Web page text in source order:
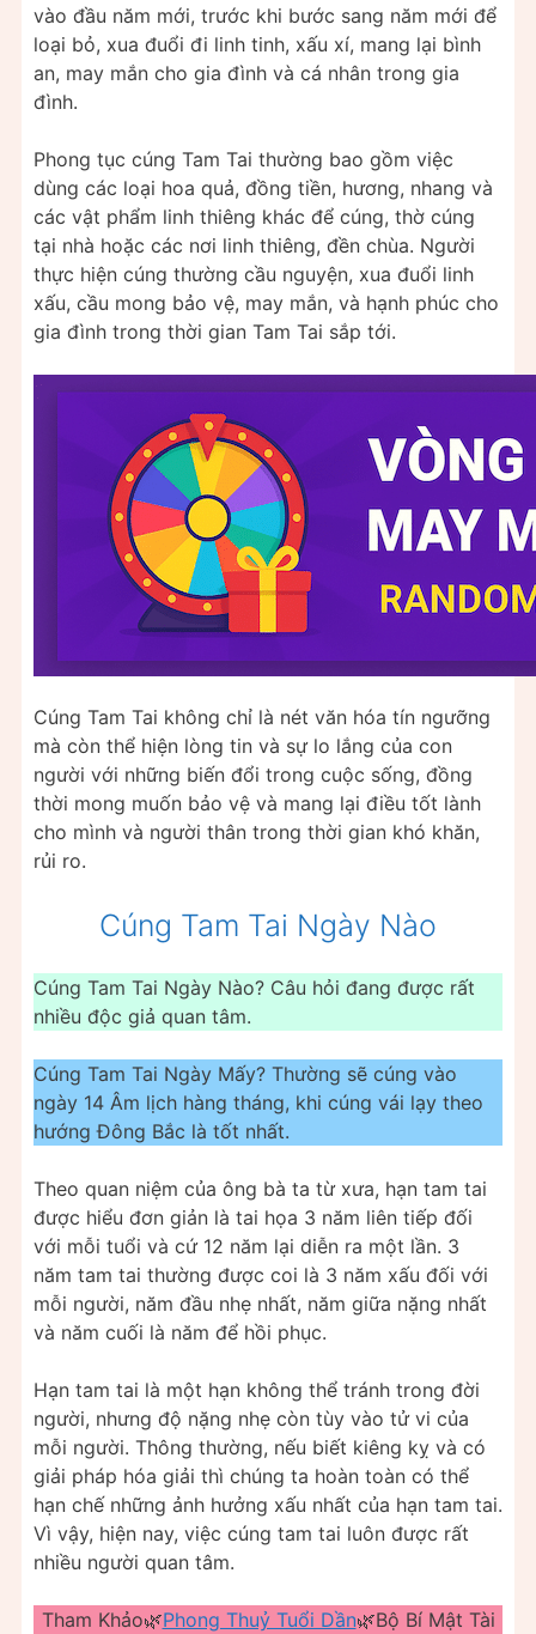
vào đầu năm mới, trước khi bước sang năm mới để
loại bỏ, xua đuổi đi linh tinh, xấu xí, mang lại bình
an, may mắn cho gia đình và cá nhân trong gia
đình.
Phong tục cúng Tam Tai thường bao gồm việc
dùng các loại hoa quả, đồng tiền, hương, nhang và
các vật phẩm linh thiêng khác để cúng, thờ cúng
tại nhà hoặc các nơi linh thiêng, đền chùa. Người
thực hiện cúng thường cầu nguyện, xua đuổi linh
xấu, cầu mong bảo vệ, may mắn, và hạnh phúc cho
gia đình trong thời gian Tam Tai sắp tới.
Cúng Tam Tai không chỉ là nét văn hóa tín ngưỡng
mà còn thể hiện lòng tin và sự lo lắng của con
người với những biến đổi trong cuộc sống, đồng
thời mong muốn bảo vệ và mang lại điều tốt lành
cho mình và người thân trong thời gian khó khăn,
rủi ro.
Cúng Tam Tai Ngày Nào
Cúng Tam Tai Ngày Nào? Câu hỏi đang được rất
nhiều độc giả quan tâm.
Cúng Tam Tai Ngày Mấy? Thường sẽ cúng vào
ngày 14 Âm lịch hàng tháng, khi cúng vái lạy theo
hướng Đông Bắc là tốt nhất.
Theo quan niệm của ông bà ta từ xưa, hạn tam tai
được hiểu đơn giản là tai họa 3 năm liên tiếp đối
với mỗi tuổi và cứ 12 năm lại diễn ra một lần. 3
năm tam tai thường được coi là 3 năm xấu đối với
mỗi người, năm đầu nhẹ nhất, năm giữa nặng nhất
và năm cuối là năm để hồi phục.
Hạn tam tai là một hạn không thể tránh trong đời
người, nhưng độ nặng nhẹ còn tùy vào tử vi của
mỗi người. Thông thường, nếu biết kiêng kỵ và có
giải pháp hóa giải thì chúng ta hoàn toàn có thể
hạn chế những ảnh hưởng xấu nhất của hạn tam tai.
Vì vậy, hiện nay, việc cúng tam tai luôn được rất
nhiều người quan tâm.
Tham Khảo🌿Phong Thuỷ Tuổi Dần🌿Bộ Bí Mật Tài